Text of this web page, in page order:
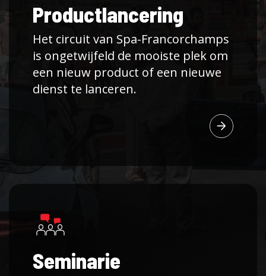
Productlancering
Het circuit van Spa-Francorchamps
is ongetwijfeld de mooiste plek om
een nieuw product of een nieuwe
dienst te lanceren.
Seminarie